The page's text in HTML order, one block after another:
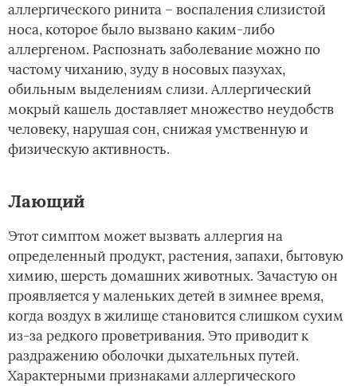
аллергического ринита – воспаления слизистой
носа, которое было вызвано каким-либо
аллергеном. Распознать заболевание можно по
частому чиханию, зуду в носовых пазухах,
обильным выделениям слизи. Аллергический
мокрый кашель доставляет множество неудобств
человеку, нарушая сон, снижая умственную и
физическую активность.
Лающий
Этот симптом может вызвать аллергия на
определенный продукт, растения, запахи, бытовую
химию, шерсть домашних животных. Зачастую он
проявляется у маленьких детей в зимнее время,
когда воздух в жилище становится слишком сухим
из-за редкого проветривания. Это приводит к
раздражению оболочки дыхательных путей.
Характерными признаками аллергического